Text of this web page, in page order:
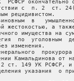
РСФСР окончательно
с  п. 2  ст.
рецидивистом.
в
жестокостью, а
имущества на
по  уголовным
изменения.
Камальдинова от
ст. 149 УК РСФСР,
указания  о